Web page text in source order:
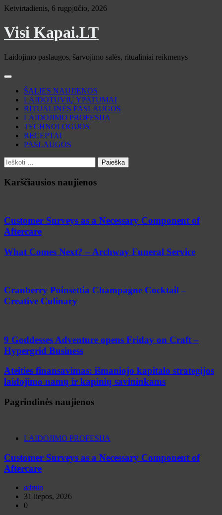
Skip
content
Ketvirtadienis, 6 rugpjūčio, 2026
Visi Kapai.LT
Laidojimo paslaugos, šarvojimo salės, ritualiniai reikmenys
ŠALIES NAUJIENOS
LAIDOTUVIŲ YPATUMAI
RITUALINĖS PASLAUGOS
LAIDOJIMO PROFESIJA
TECHNOLOGIJOS
RECEPTAI
PASLAUGOS
Ieškoti:
Karščiausios naujienos
Customer Surveys as a Necessary Component of
Aftercare
What Comes Next? – Archway Funeral Service
Cranberry Poinsettia Champagne Cocktail –
Creative Culinary
9 Goddesses Adventure opens Friday on Craft –
Hypergrid Business
Ateities finansavimas: išmaniojo kapitalo strategijos
laidojimo namų ir kapinių savininkams
Pagrindinės naujienos
LAIDOJIMO PROFESIJA
Customer Surveys as a Necessary Component of
Aftercare
admin
31 liepos, 2026
0